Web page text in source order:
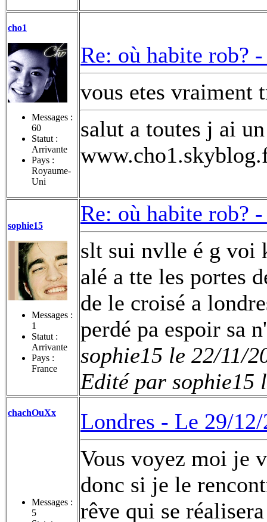
cho1
Messages :
60
Statut :
Arrivante
Pays :
Royaume-
Uni
Re: où habite rob?
vous etes vraiment
salut a toutes j ai
sophie15
Messages :
1
Statut :
Arrivante
Pays :
France
Re: où habite rob?
slt sui nvlle é g voi
alé a tte les portes
de le croisé a
perdé pa espoir sa
sophie15 le 22/11/
Edité par sophie15
chachOuXx
Messages :
5
Londres - Le 29/
Vous voyez moi je
donc si je le
rêve qui se